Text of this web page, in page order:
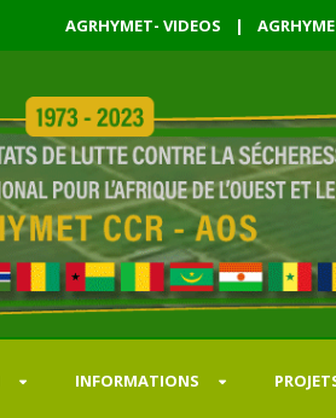
AGRHYMET- VIDEOS |
INFORMATIONS